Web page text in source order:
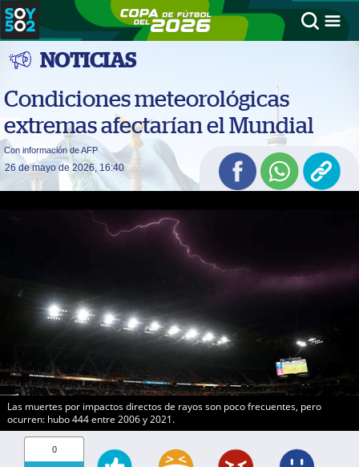
NOTICIAS
Condiciones meteorológicas
extremas afectarían el Mundial
Con información de AFP
26 de mayo de 2026, 16:40
Las muertes por impactos directos de rayos son poco frecuentes, pero
ocurren: hubo 444 entre 2006 y 2021.
0